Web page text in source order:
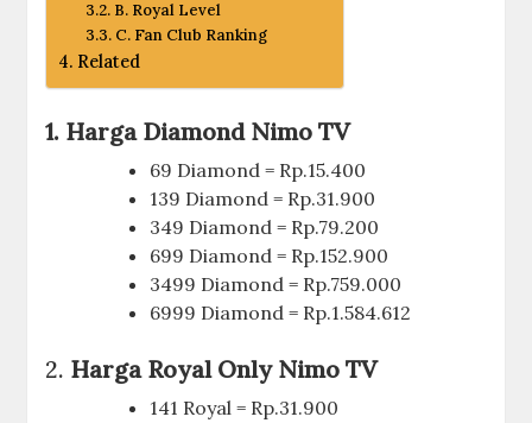
B. Royal Level
C. Fan Club Ranking
Related
1. Harga Diamond Nimo TV
69 Diamond = Rp.15.400
139 Diamond = Rp.31.900
349 Diamond = Rp.79.200
699 Diamond = Rp.152.900
3499 Diamond = Rp.759.000
6999 Diamond = Rp.1.584.612
2. Harga Royal Only Nimo TV
141 Royal = Rp.31.900